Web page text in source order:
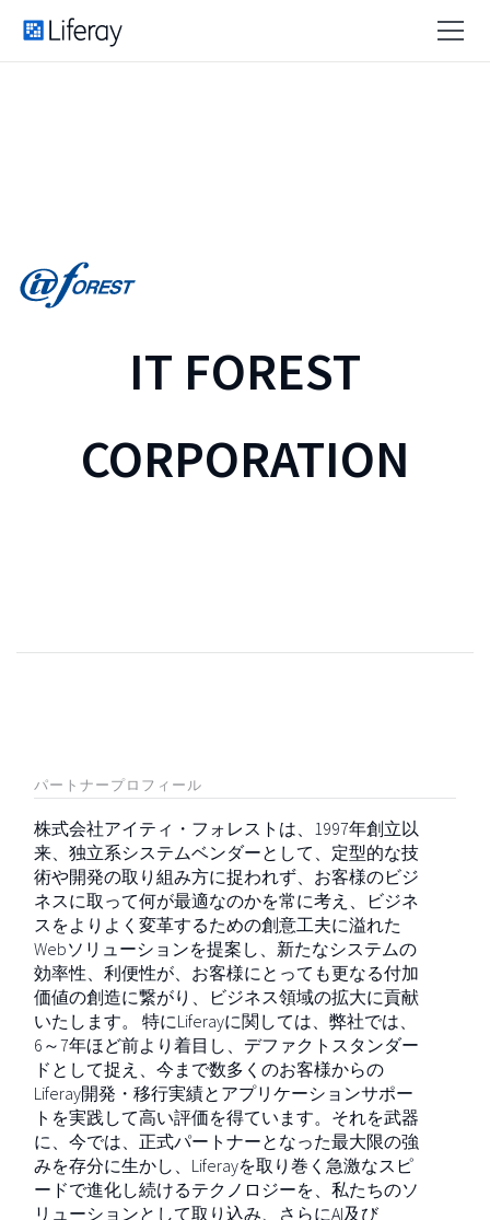
IT FOREST
CORPORATION
パートナープロフィール
株式会社アイティ・フォレストは、1997年創立以
来、独立系システムベンダーとして、定型的な技
術や開発の取り組み方に捉われず、お客様のビジ
ネスに取って何が最適なのかを常に考え、ビジネ
スをよりよく変革するための創意工夫に溢れた
Webソリューションを提案し、新たなシステムの
効率性、利便性が、お客様にとっても更なる付加
価値の創造に繋がり、ビジネス領域の拡大に貢献
いたします。 特にLiferayに関しては、弊社では、
6～7年ほど前より着目し、デファクトスタンダー
ドとして捉え、今まで数多くのお客様からの
Liferay開発・移行実績とアプリケーションサポー
トを実践して高い評価を得ています。それを武器
に、今では、正式パートナーとなった最大限の強
みを存分に生かし、Liferayを取り巻く急激なスピ
ードで進化し続けるテクノロジーを、私たちのソ
リューションとして取り込み、さらにAI及び